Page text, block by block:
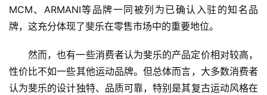
MCM、ARMANI等品牌一同被列为已确认入驻的知名品
牌，这充分体现了斐乐在零售市场中的重要地位。
然而，也有一些消费者认为斐乐的产品定价相对较高，
性价比不如一些其他运动品牌。但总体而言，大多数消费者
认为斐乐的设计独特、品质可靠，特别是其复古运动风格在